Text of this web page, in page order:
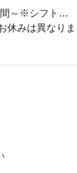
～※シフト…
休みは異なり